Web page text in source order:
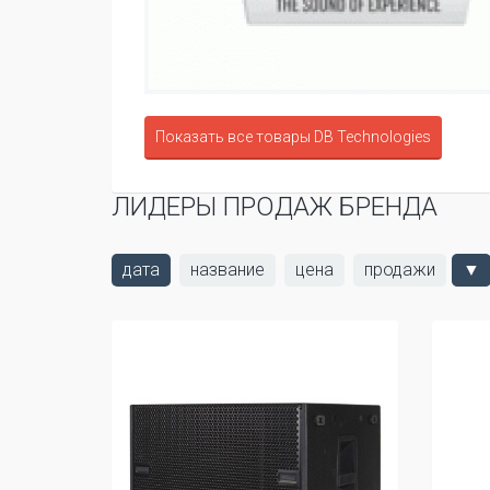
Показать все товары DB Technologies
ЛИДЕРЫ ПРОДАЖ БРЕНДА
дата название цена продажи ▼